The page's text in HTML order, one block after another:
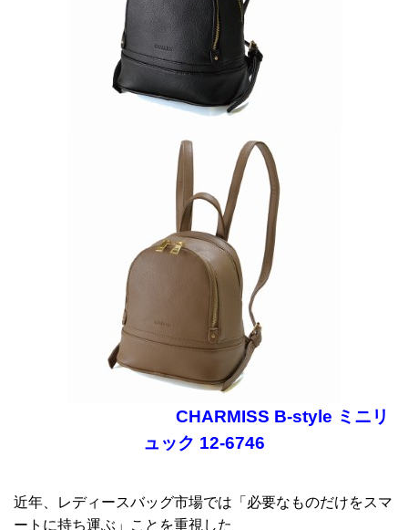
CHARMISS B-style ミニリ
ュック 12-6746
近年、レディースバッグ市場では「必要なものだけをスマ
ートに持ち運ぶ」ことを重視した